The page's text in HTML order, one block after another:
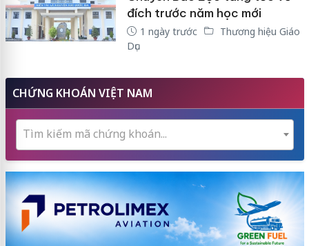
đích trước năm học mới
1 ngày trước
Thương hiệu Giáo
Dục
CHỨNG KHOÁN VIỆT NAM
Tìm kiếm mã chứng khoán...